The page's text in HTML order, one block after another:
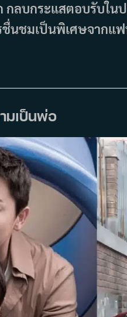
ลบกระแสตอบรับใน
ชื่นชมเป็นพิเศษจากแ
มเป็นพ่อ